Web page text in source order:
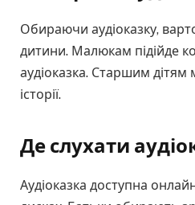
Обираючи аудіоказку,
дитини. Малюкам підійде
аудіоказка. Старшим
історії.
Де слухати
Аудіоказка доступна